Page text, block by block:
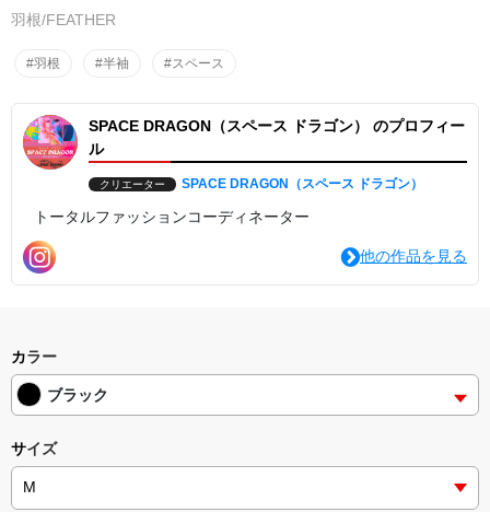
羽根/FEATHER
#羽根 #半袖 #スペース
SPACE DRAGON（スペース ドラゴン） のプロフィー
ル
クリエーター SPACE DRAGON（スペース ドラゴン）
トータルファッションコーディネーター
他の作品を見る
カラー
ブラック
サイズ